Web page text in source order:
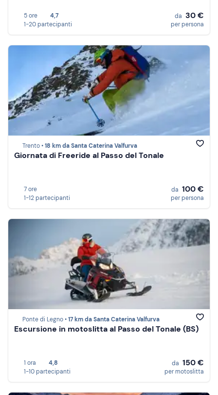
5 ore
4,7
1-20 partecipanti
da 30 €
per persona
Trento •18 km da Santa Caterina Valfurva
Giornata di Freeride al Passo del Tonale
7 ore
1-12 partecipanti
da 100 €
per persona
Ponte di Legno •17 km da Santa Caterina Valfurva
Escursione in motoslitta al Passo del Tonale (BS)
1 ora
4,8
1-10 partecipanti
da 150 €
per motoslitta